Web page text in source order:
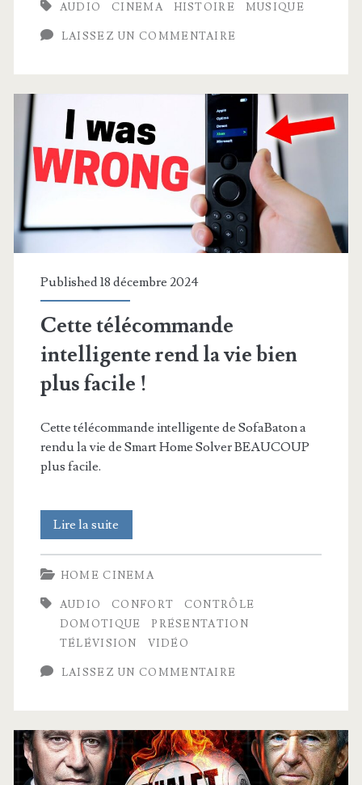
la
Stéréo
AUDIO CINEMA HISTOIRE MUSIQUE
LAISSEZ UN COMMENTAIRE
Published 18 décembre 2024
Cette télécommande
intelligente rend la vie bien
plus facile !
Cette télécommande intelligente de SofaBaton a
rendu la vie de Smart Home Solver BEAUCOUP
plus facile.
Lire la suite
télécommande
intelligente
rend
la
vie
plus
facile
HOME CINEMA
AUDIO CONFORT
CONTRÔLE
DOMOTIQUE
PRÉSENTATION
TÉLÉVISION
VIDÉO
LAISSEZ UN COMMENTAIRE